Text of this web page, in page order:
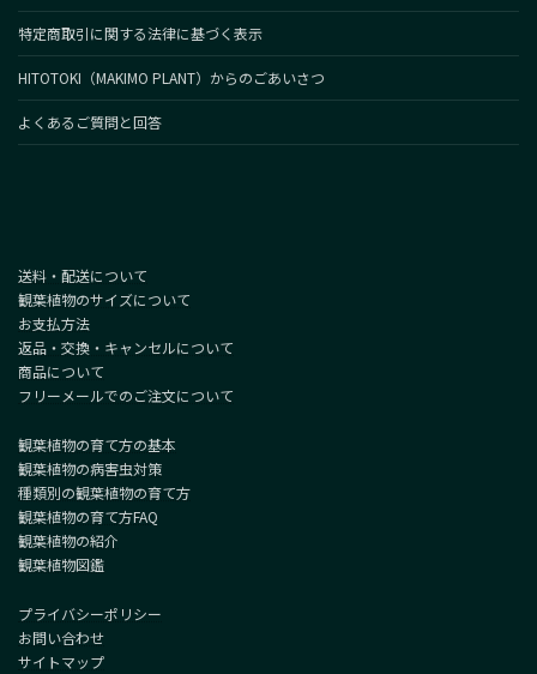
特定商取引に関する法律に基づく表示
HITOTOKI（MAKIMO PLANT）からのごあいさつ
よくあるご質問と回答
送料・配送について
観葉植物のサイズについて
お支払方法
返品・交換・キャンセルについて
商品について
フリーメールでのご注文について
観葉植物の育て方の基本
観葉植物の病害虫対策
種類別の観葉植物の育て方
観葉植物の育て方FAQ
観葉植物の紹介
観葉植物図鑑
プライバシーポリシー
お問い合わせ
サイトマップ